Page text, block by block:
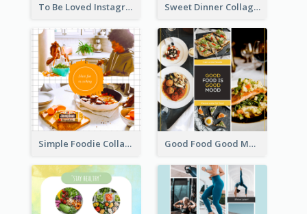
To Be Loved Instagram Post Sweet Dinner Collage Instagram Post
Simple Foodie Collage Instagram Post Good Food Good Mood Instagram Post